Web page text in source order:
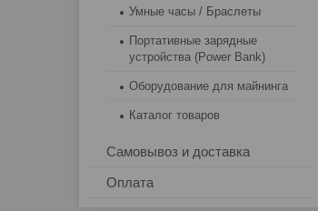
Умные часы / Браслеты
Портативные зарядные
устройства (Power Bank)
Оборудование для майнинга
Каталог товаров
Самовывоз и доставка
Оплата